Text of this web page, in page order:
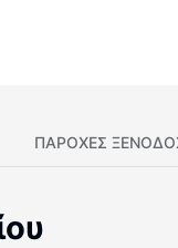
ΠΑΡΟΧΕΣ